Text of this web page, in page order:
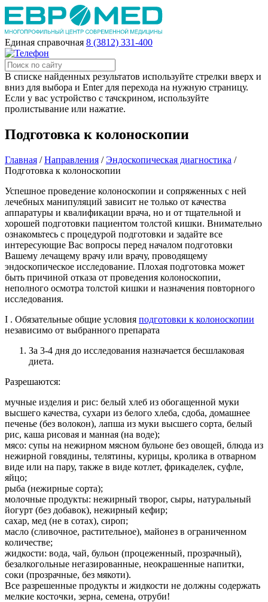
Единая справочная 8 (3812) 331-400
В списке найденных результатов используйте стрелки вверх и
вниз для выбора и Enter для перехода на нужную страницу.
Если у вас устройство с тачскрином, используйте
пролистывание или нажатие.
Подготовка к колоноскопии
Главная /Направления /Эндоскопическая диагностика /
Подготовка к колоноскопии
Успешное проведение колоноскопии и сопряженных с ней
лечебных манипуляций зависит не только от качества
аппаратуры и квалификации врача, но и от тщательной и
хорошей подготовки пациентом толстой кишки. Внимательно
ознакомьтесь с процедурой подготовки и задайте все
интересующие Вас вопросы перед началом подготовки
Вашему лечащему врачу или врачу, проводящему
эндоскопическое исследование. Плохая подготовка может
быть причиной отказа от проведения колоноскопии,
неполного осмотра толстой кишки и назначения повторного
исследования.
I . Обязательные общие условия подготовки к колоноскопии
независимо от выбранного препарата
За 3-4 дня до исследования назначается бесшлаковая
диета.
Разрешаются:
мучные изделия и рис: белый хлеб из обогащенной муки
высшего качества, сухари из белого хлеба, сдоба, домашнее
печенье (без волокон), лапша из муки высшего сорта, белый
рис, каша рисовая и манная (на воде);
мясо: супы на нежирном мясном бульоне без овощей, блюда из
нежирной говядины, телятины, курицы, кролика в отварном
виде или на пару, также в виде котлет, фрикаделек, суфле,
яйцо;
рыба (нежирные сорта);
молочные продукты: нежирный творог, сыры, натуральный
йогурт (без добавок), нежирный кефир;
сахар, мед (не в сотах), сироп;
масло (сливочное, растительное), майонез в ограниченном
количестве;
жидкости: вода, чай, бульон (процеженный, прозрачный),
безалкогольные негазированные, неокрашенные напитки,
соки (прозрачные, без мякоти).
Все разрешенные продукты и жидкости не должны содержать
мелкие косточки, зерна, семена, отруби!